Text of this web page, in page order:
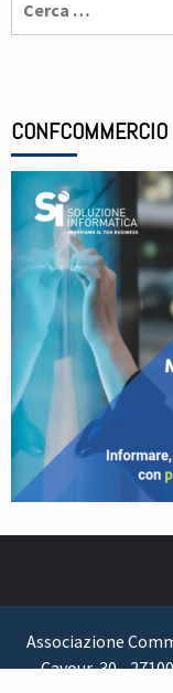
Associazione
Cavour, 30 -